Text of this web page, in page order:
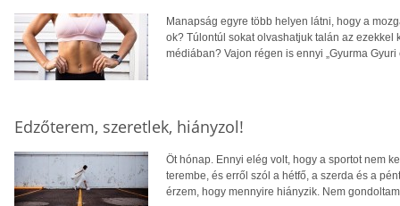
Manapság egyre több helyen látni, hogy a
ok? Túlontúl sokat olvashatjuk talán az
médiában? Vajon régen is ennyi „Gyurma
Edzőterem, szeretlek, hiányzol!
Öt hónap. Ennyi elég volt, hogy a sportot nem
terembe, és erről szól a hétfő, a szerda és a
érzem, hogy mennyire hiányzik. Nem